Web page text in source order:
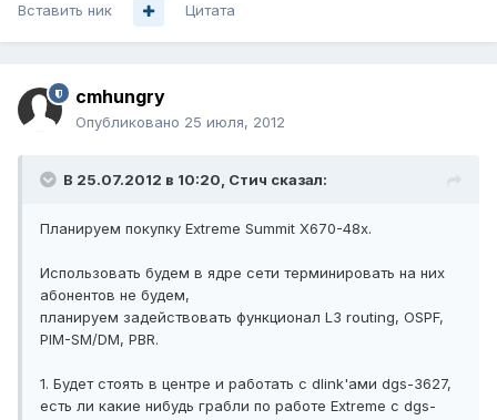
Вставить ник Цитата
cmhungry
Опубликовано 25 июля, 2012
В 25.07.2012 в 10:20, Стич сказал:
Планируем покупку Extreme Summit X670-48x.
Использовать будем в ядре сети терминировать на них
абонентов не будем,
планируем задействовать функционал L3 routing, OSPF,
PIM-SM/DM, PBR.
1. Будет стоять в центре и работать с dlink'ами dgs-3627,
есть ли какие нибудь грабли по работе Extreme с dgs-